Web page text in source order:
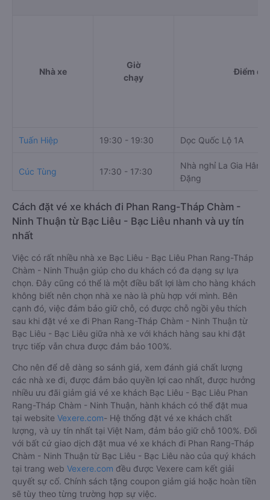
Nhà xe
Giờ
chạy
Điểm đi
Tuấn Hiệp 19:30 - 19:30 Dọc Quốc Lộ 1A
Cúc Tùng 17:30 - 17:30
Nhà nghỉ La Gia Hân,
Đặng
Cách đặt vé xe khách đi Phan Rang-Tháp Chàm -
Ninh Thuận từ Bạc Liêu - Bạc Liêu nhanh và uy tín
nhất
Việc có rất nhiều nhà xe Bạc Liêu - Bạc Liêu Phan Rang-Tháp
Chàm - Ninh Thuận giúp cho du khách có đa dạng sự lựa
chọn. Đây cũng có thể là một điều bất lợi làm cho hàng khách
không biết nên chọn nhà xe nào là phù hợp với mình. Bên
cạnh đó, việc đảm bảo giữ chỗ, có được chỗ ngồi yêu thích
sau khi đặt vé xe đi Phan Rang-Tháp Chàm - Ninh Thuận từ
Bạc Liêu - Bạc Liêu giữa nhà xe với khách hàng sau khi đặt
trực tiếp vẫn chưa được đảm bảo 100%.
Cho nên để dễ dàng so sánh giá, xem đánh giá chất lượng
các nhà xe đi, được đảm bảo quyền lợi cao nhất, được hưởng
nhiều ưu đãi giảm giá vé xe khách Bạc Liêu - Bạc Liêu Phan
Rang-Tháp Chàm - Ninh Thuận, hành khách có thể đặt mua
tại website Vexere.com- Hệ thống đặt vé xe khách chất
lượng, và uy tín nhất tại Việt Nam, đảm bảo giữ chỗ 100%. Đối
với bất cứ giao dịch đặt mua vé xe khách đi Phan Rang-Tháp
Chàm - Ninh Thuận từ Bạc Liêu - Bạc Liêu nào của quý khách
tại trang web Vexere.com đều được Vexere cam kết giải
quyết sự cố. Chính sách tặng coupon giảm giá hoặc hoàn tiền
sẽ tùy theo từng trường hợp sự việc.